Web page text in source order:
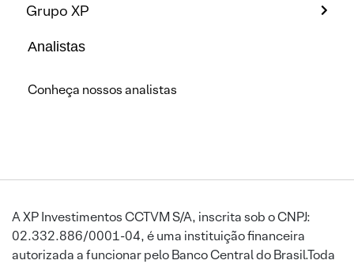
Grupo XP
Analistas
Conheça nossos analistas
A XP Investimentos CCTVM S/A, inscrita sob o CNPJ:
02.332.886/0001-04, é uma instituição financeira
autorizada a funcionar pelo Banco Central do Brasil.Toda